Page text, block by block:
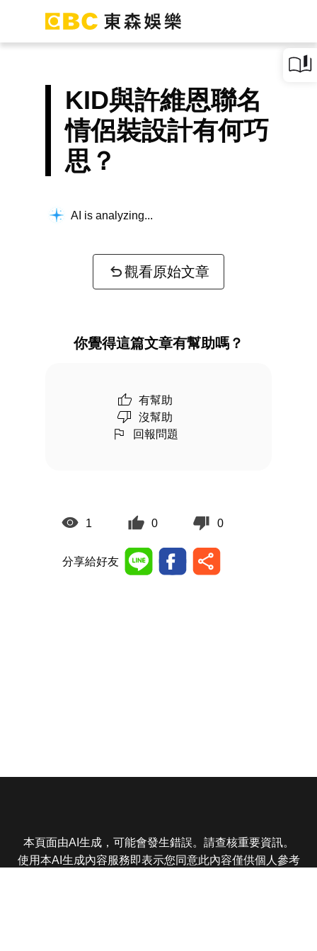
KID與許維恩聯名
情侶裝設計有何巧
思？
AI is analyzing...
觀看原始文章
你覺得這篇文章有幫助嗎？
有幫助
沒幫助
回報問題
1 0 0
分享給好友
本頁面由AI生成，可能會發生錯誤。請查核重要資訊。
使用本AI生成內容服務即表示您同意此內容僅供個人參考